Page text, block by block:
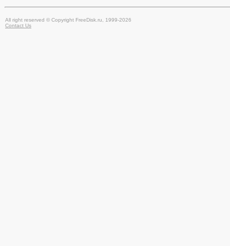
All right reserved © Copyright FreeDisk.ru, 1999-2026
Contact Us